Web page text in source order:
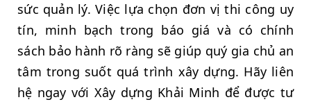
sức quản lý. Việc lựa chọn đơn vị thi công uy
tín, minh bạch trong báo giá và có chính
sách bảo hành rõ ràng sẽ giúp quý gia chủ an
tâm trong suốt quá trình xây dựng. Hãy liên
hệ ngay với Xây dựng Khải Minh để được tư